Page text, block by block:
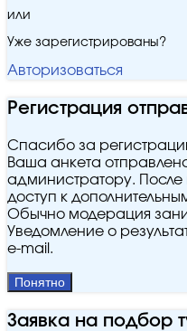
или
Уже зарегистрированы?
Авторизоваться
Регистрация
Спасибо за
Ваша анкета
администратору. После
доступ к
Обычно модерация
Уведомление о
e‑mail.
Понятно
Заявка на подбор